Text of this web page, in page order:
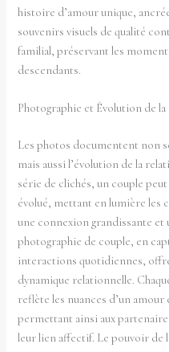
histoire d’amour unique,
souvenirs visuels de qualité
familial, préservant les
descendants.
Photographie et Évolution de
Les photos documentent non
mais aussi l’évolution de la
série de clichés, un couple
évolué, mettant en lumière les
une connexion grandissante et
photographie de couple, en
interactions quotidiennes,
dynamique relationnelle.
reflète les nuances d’un
permettant ainsi aux
leur lien affectif. Le pouvoir de